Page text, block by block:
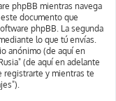
phpBB mientras navega
documento que
phpBB. La segunda
lo que tú envías.
anónimo (de aquí en
(de aquí en adelante
registrarte y mientras te